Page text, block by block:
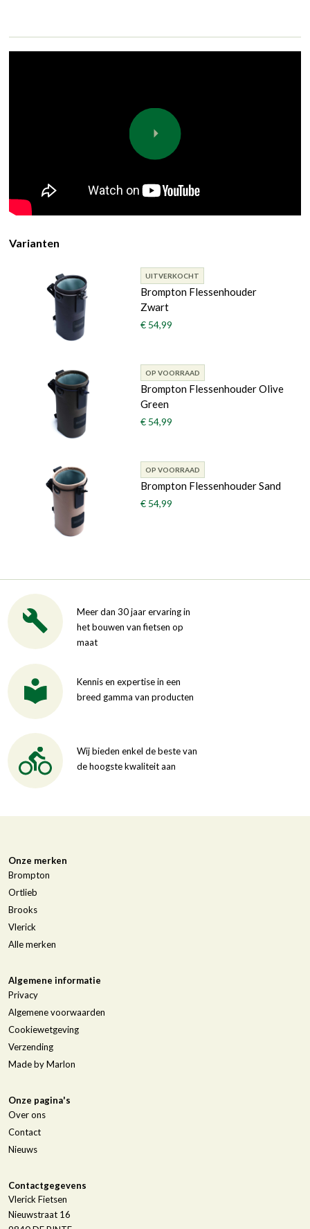
Varianten
UITVERKOCHT
Brompton Flessenhouder
Zwart
€ 54,99
OP VOORRAAD
Brompton Flessenhouder Olive
Green
€ 54,99
OP VOORRAAD
Brompton Flessenhouder Sand
€ 54,99
Meer dan 30 jaar ervaring in
het bouwen van fietsen op
maat
Kennis en expertise in een
breed gamma van producten
Wij bieden enkel de beste van
de hoogste kwaliteit aan
Onze merken
Brompton
Ortlieb
Brooks
Vlerick
Alle merken
Algemene informatie
Privacy
Algemene voorwaarden
Cookiewetgeving
Verzending
Made by Marlon
Onze pagina's
Over ons
Contact
Nieuws
Contactgegevens
Vlerick Fietsen
Nieuwstraat 16